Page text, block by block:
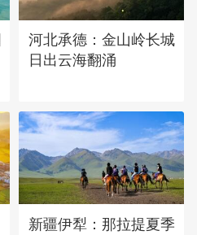
河北承德：金山岭长城
日出云海翻涌
新疆伊犁：那拉提夏季